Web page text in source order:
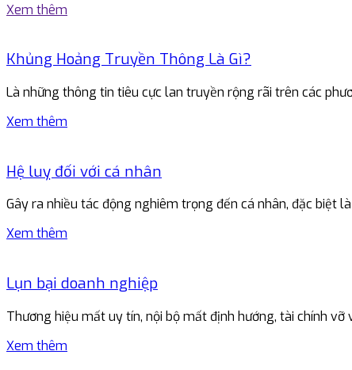
Xem thêm
Khủng Hoảng Truyền Thông Là Gì?
Là những thông tin tiêu cực lan truyền rộng rãi trên các
Xem thêm
Hệ luỵ đối với cá nhân
Gây ra nhiều tác động nghiêm trọng đến cá nhân, đặc biệt
Xem thêm
Lụn bại doanh nghiệp
Thương hiệu mất uy tín, nội bộ mất định hướng, tài chính
Xem thêm